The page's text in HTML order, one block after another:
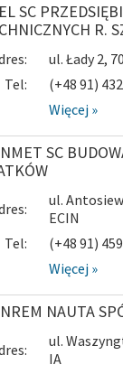
SC
R.
ul. Łady 2,
Tel:
(+48 91)
Więcej »
SC
ul.
ECIN
Tel:
(+48 91)
Więcej »
NAUTA
ul.
IA